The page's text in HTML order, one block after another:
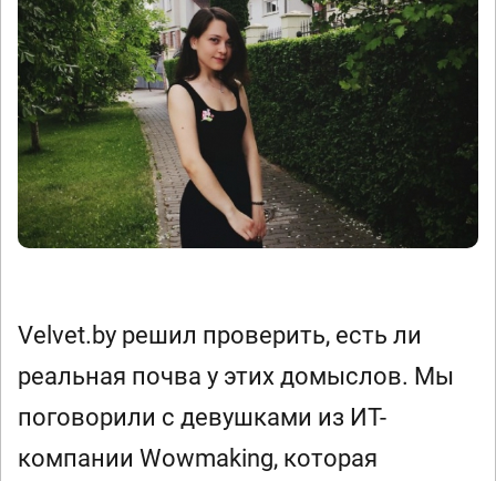
Velvet.by решил проверить, есть ли
реальная почва у этих домыслов. Мы
поговорили с девушками из ИТ-
компании Wowmaking, которая